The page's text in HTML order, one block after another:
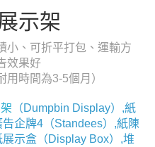
示架
小、可折平打包、運輸方
效果好
時間為3-5個月）
（Dumpbin Display）,紙
企牌4（Standees）,紙陳
示盒（Display Box）,堆